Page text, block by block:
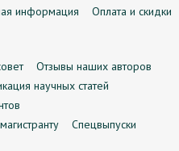
информация
Оплата и скидки
Отзывы наших авторов
научных статей
Спецвыпуски